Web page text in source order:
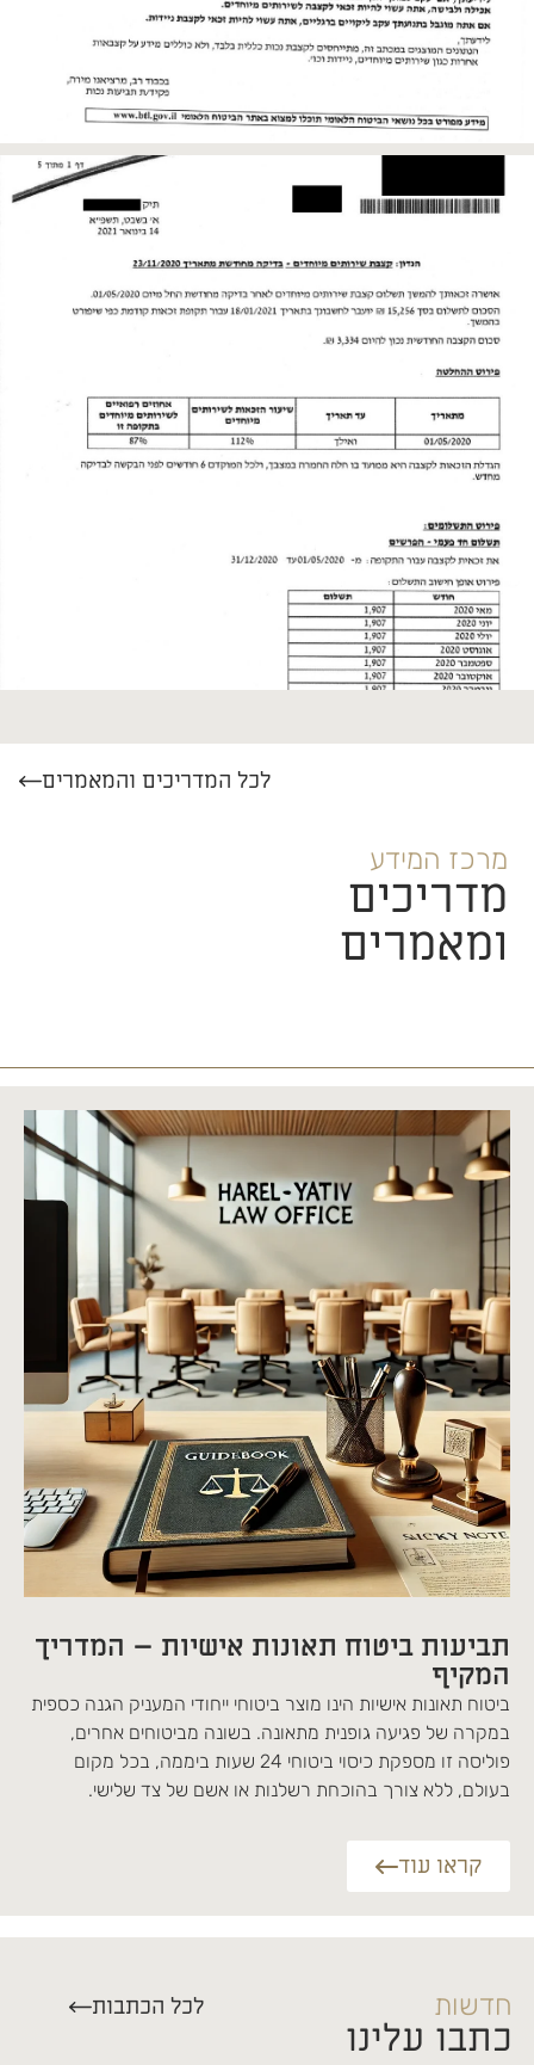
מרכז המידע
מדריכים
ומאמרים
לכל המדריכים והמאמרים
תביעות ביטוח תאונות אישיות – המדריך
המקיף
ביטוח תאונות אישיות הינו מוצר ביטוחי ייחודי המעניק הגנה כספית
במקרה של פגיעה גופנית מתאונה. בשונה מביטוחים אחרים,
פוליסה זו מספקת כיסוי ביטוחי 24 שעות ביממה, בכל מקום
בעולם, ללא צורך בהוכחת רשלנות או אשם של צד שלישי.
קראו עוד
חדשות
כתבו עלינו
לכל הכתבות